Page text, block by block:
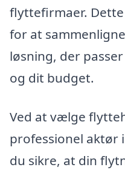
flyttefirmaer.
for at
løsning, der
og dit budget.
Ved at vælge
professionel aktør
du sikre, at din